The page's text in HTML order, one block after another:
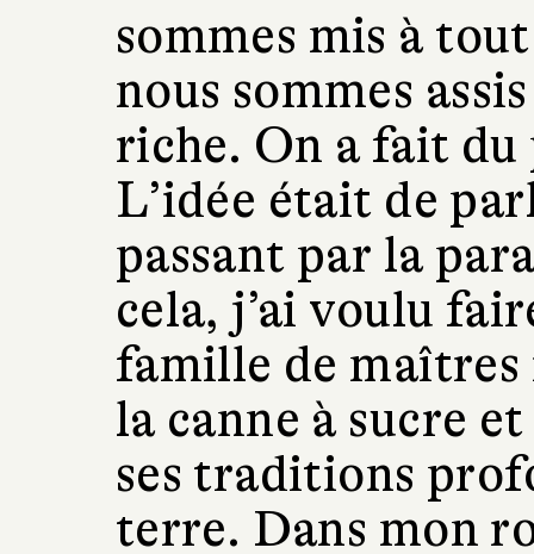
sommes mis à
nous sommes
riche. On a fait
L’idée était de
passant par la
cela, j’ai voulu
famille de
la canne à sucre
ses traditions
terre. Dans mon